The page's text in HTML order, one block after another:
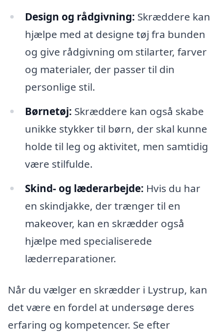
Design og rådgivning: Skræddere kan
hjælpe med at designe tøj fra bunden
og give rådgivning om stilarter, farver
og materialer, der passer til din
personlige stil.
Børnetøj: Skræddere kan også skabe
unikke stykker til børn, der skal kunne
holde til leg og aktivitet, men samtidig
være stilfulde.
Skind- og læderarbejde: Hvis du har
en skindjakke, der trænger til en
makeover, kan en skrædder også
hjælpe med specialiserede
læderreparationer.
Når du vælger en skrædder i Lystrup, kan
det være en fordel at undersøge deres
erfaring og kompetencer. Se efter